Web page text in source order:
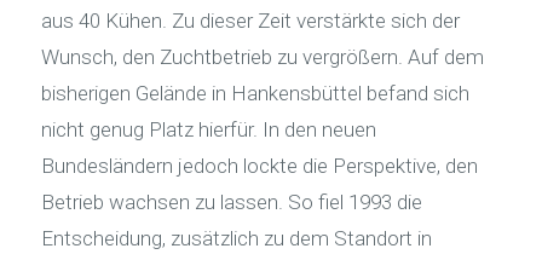
aus 40 Kühen. Zu dieser Zeit verstärkte sich der
Wunsch, den Zuchtbetrieb zu vergrößern. Auf dem
bisherigen Gelände in Hankensbüttel befand sich
nicht genug Platz hierfür. In den neuen
Bundesländern jedoch lockte die Perspektive, den
Betrieb wachsen zu lassen. So fiel 1993 die
Entscheidung, zusätzlich zu dem Standort in